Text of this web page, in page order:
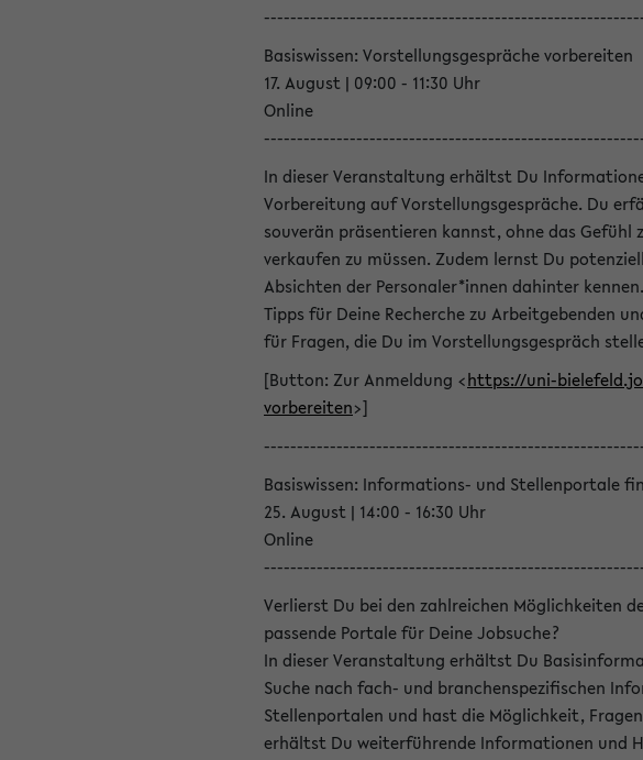
Basiswissen: Vorstellungsgespräche vorbereiten
17. August | 09:00 - 11:30 Uhr
Online
In dieser Veranstaltung erhältst Du
Vorbereitung auf Vorstellungsgespräche. Du
souverän präsentieren kannst, ohne das Gefühl
verkaufen zu müssen. Zudem lernst Du
Absichten der Personaler*innen dahinter
Tipps für Deine Recherche zu Arbeitgebenden
für Fragen, die Du im Vorstellungsgespräch
[Button: Zur Anmeldung <https://uni-
vorbereiten>]
Basiswissen: Informations- und Stellenportale
25. August | 14:00 - 16:30 Uhr
Online
Verlierst Du bei den zahlreichen Möglichkeiten
passende Portale für Deine Jobsuche?
In dieser Veranstaltung erhältst Du
Suche nach fach- und branchenspezifischen
Stellenportalen und hast die Möglichkeit,
erhältst Du weiterführende Informationen und